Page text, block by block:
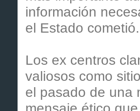
información
el Estado cometió.
Los ex centros
valiosos como
el pasado de una